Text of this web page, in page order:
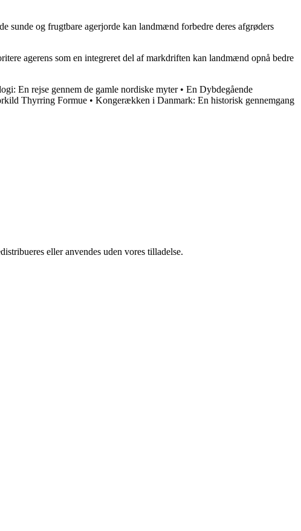
sunde og frugtbare agerjorde kan landmænd forbedre deres afgrøders
agerens som en integreret del af markdriften kan landmænd opnå bedre
En rejse gennem de gamle nordiske myter• En Dybdegående
Thyrring Formue • Kongerækken i Danmark: En historisk gennemgang
eller anvendes uden vores tilladelse.